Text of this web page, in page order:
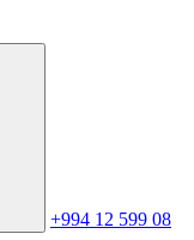
+994 12 599 08